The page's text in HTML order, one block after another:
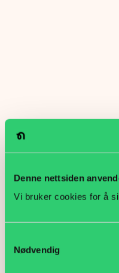
Denne nettsiden
Vi bruker cookies for å
Nødvendig